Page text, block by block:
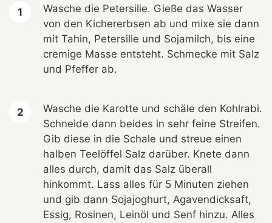
Wasche die Petersilie. Gieße das Wasser
von den Kichererbsen ab und mixe sie dann
mit Tahin, Petersilie und Sojamilch, bis eine
cremige Masse entsteht. Schmecke mit Salz
und Pfeffer ab.
Wasche die Karotte und schäle den Kohlrabi.
Schneide dann beides in sehr feine Streifen.
Gib diese in die Schale und streue einen
halben Teelöffel Salz darüber. Knete dann
alles durch, damit das Salz überall
hinkommt. Lass alles für 5 Minuten ziehen
und gib dann Sojajoghurt, Agavendicksaft,
Essig, Rosinen, Leinöl und Senf hinzu. Alles